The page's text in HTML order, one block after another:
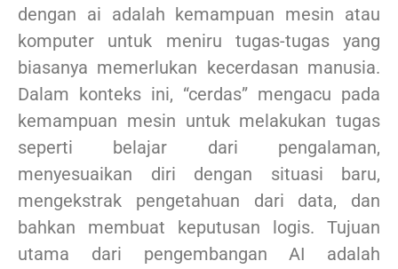
dengan ai adalah kemampuan mesin atau
komputer untuk meniru tugas-tugas yang
biasanya memerlukan kecerdasan manusia.
Dalam konteks ini, “cerdas” mengacu pada
kemampuan mesin untuk melakukan tugas
seperti belajar dari pengalaman,
menyesuaikan diri dengan situasi baru,
mengekstrak pengetahuan dari data, dan
bahkan membuat keputusan logis. Tujuan
utama dari pengembangan AI adalah